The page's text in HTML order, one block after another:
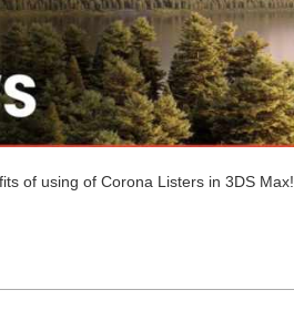
of using of Corona Listers in 3DS Max!